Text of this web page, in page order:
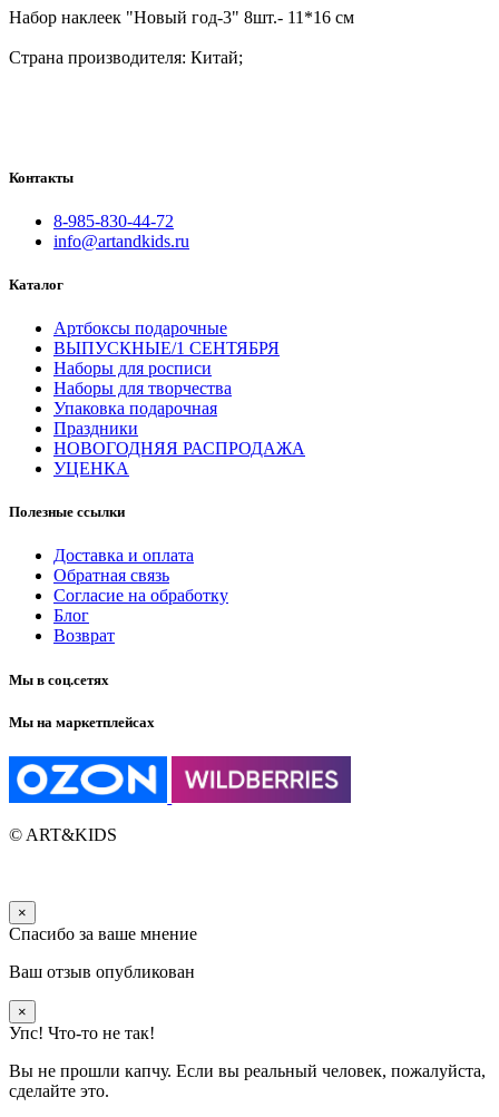
Набор наклеек "Новый год-3" 8шт.- 11*16 см
Страна производителя: Китай;
Контакты
8-985-830-44-72
info@artandkids.ru
Каталог
Артбоксы подарочные
ВЫПУСКНЫЕ/1 СЕНТЯБРЯ
Наборы для росписи
Наборы для творчества
Упаковка подарочная
Праздники
НОВОГОДНЯЯ РАСПРОДАЖА
УЦЕНКА
Полезные ссылки
Доставка и оплата
Обратная связь
Согласие на обработку
Блог
Возврат
Мы в соц.сетях
Мы на маркетплейсах
© ART&KIDS
×
Спасибо за ваше мнение
Ваш отзыв опубликован
×
Упс! Что-то не так!
Вы не прошли капчу. Если вы реальный человек, пожалуйста,
сделайте это.